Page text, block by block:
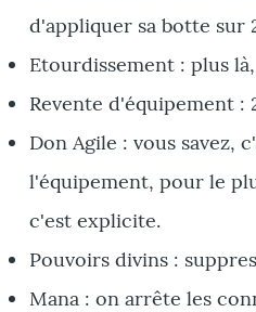
d'appliquer sa botte sur
Etourdissement : plus
Revente d'équipement :
Don Agile : vous savez,
l'équipement, pour le
c'est explicite.
Pouvoirs divins :
Mana : on arrête les